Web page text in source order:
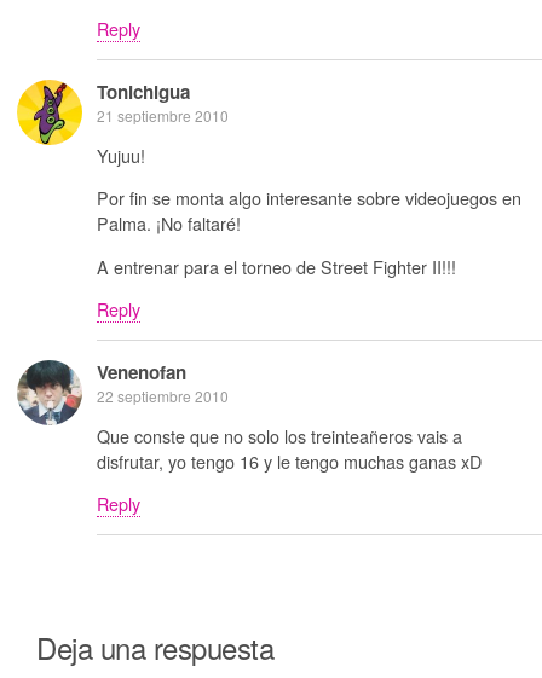
Reply
Tonichigua
21 septiembre 2010
Yujuu!
Por fin se monta algo interesante sobre videojuegos en
Palma. ¡No faltaré!
A entrenar para el torneo de Street Fighter II!!!
Reply
Venenofan
22 septiembre 2010
Que conste que no solo los treinteañeros vais a
disfrutar, yo tengo 16 y le tengo muchas ganas xD
Reply
Deja una respuesta